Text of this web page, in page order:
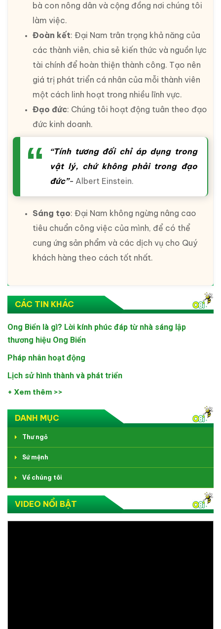
bà con nông dân và cộng đồng nơi chúng tôi
làm việc.
Đoàn kết: Đại Nam trân trọng khả năng của
các thành viên, chia sẻ kiến thức và nguồn lực
tài chính để hoàn thiện thành công. Tạo nên
giá trị phát triển cá nhân của mỗi thành viên
một cách linh hoạt trong nhiều lĩnh vực.
Đạo đức: Chúng tôi hoạt động tuân theo đạo
đức kinh doanh.
“Tính tương đối chỉ áp dụng trong
vật lý, chứ không phải trong đạo
đức”- Albert Einstein.
Sáng tạo: Đại Nam không ngừng nâng cao
tiêu chuẩn công việc của mình, để có thể
cung ứng sản phẩm và các dịch vụ cho Quý
khách hàng theo cách tốt nhất.
CÁC TIN KHÁC
Ong Biển là gì? Lời kính phúc đáp từ nhà sáng lập
thương hiệu Ong Biển
Pháp nhân hoạt động
Lịch sử hình thành và phát triển
+ Xem thêm >>
DANH MỤC
Thư ngỏ
Sứ mệnh
Về chúng tôi
VIDEO NỔI BẬT